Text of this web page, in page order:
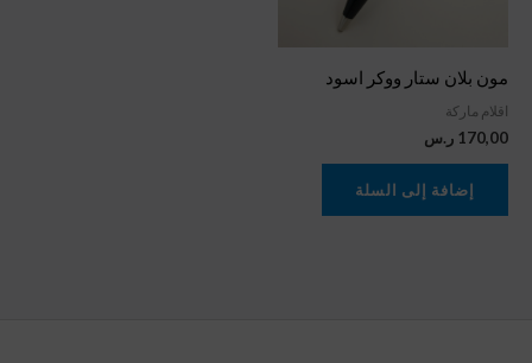
مون بلان ستار ووكر اسود
اقلام ماركة
170,00 ر.س
إضافة إلى السلة